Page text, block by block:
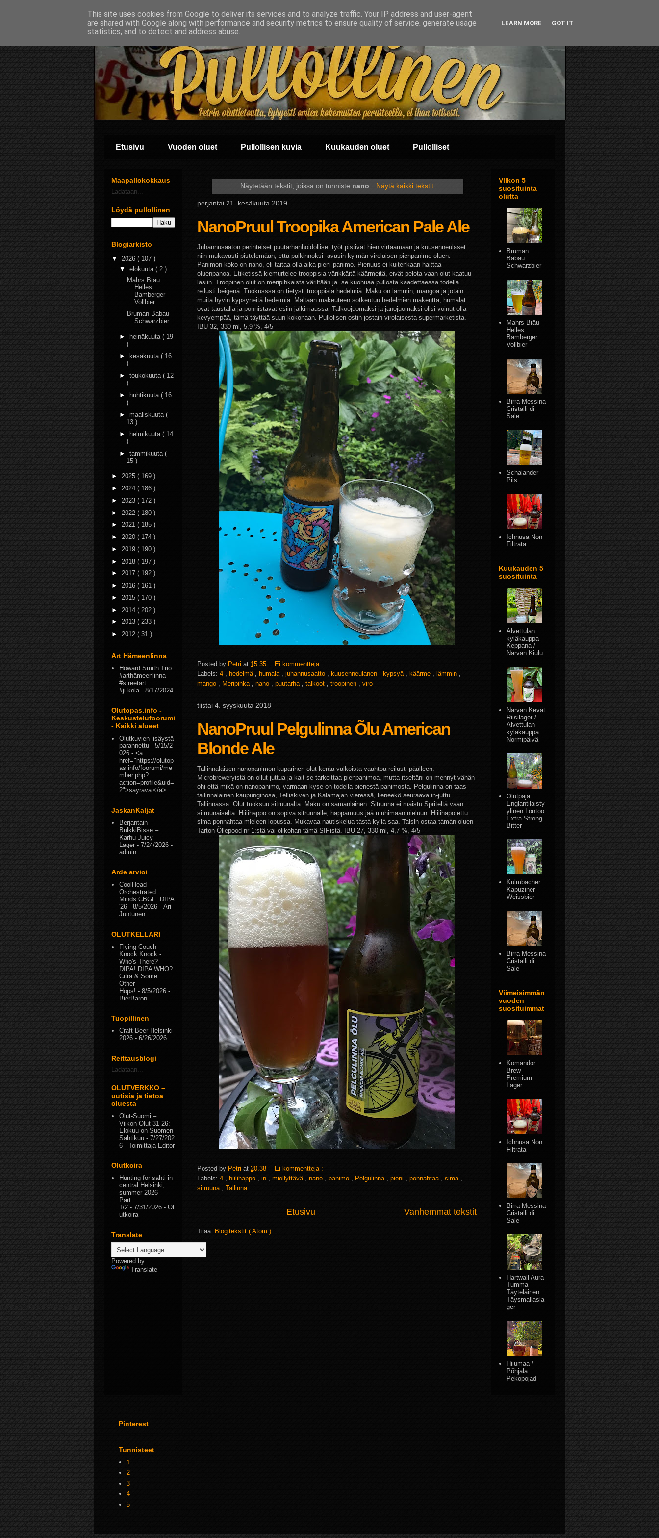
Etusivu Vuoden oluet Pullollisen kuvia Kuukauden oluet Pullolliset
Näytetään tekstit, joissa on tunniste nano. Näytä kaikki tekstit
perjantai 21. kesäkuuta 2019
NanoPruul Troopika American Pale Ale
Juhannusaaton perinteiset puutarhanhoidolliset työt pistivät hien virtaamaan ja kuusenneulaset
niin mukavasti pistelemään, että palkinnoksi avasin kylmän virolaisen pienpanimo-oluen.
Panimon koko on nano, eli taitaa olla aika pieni panimo. Pienuus ei kuitenkaan haittaa
oluenpanoa. Etiketissä kiemurtelee trooppisia värikkäitä käärmeitä, eivät pelota vaan olut kaatuu
lasiin. Troopinen olut on meripihkaista väriltään ja se kuohuaa pullosta kaadettaessa todella
reilusti beigenä. Tuokusssa on tietysti trooppisia hedelmiä. Maku on lämmin, mangoa ja jotain
muita hyvin kypsyneitä hedelmiä. Maltaan makeuteen sotkeutuu hedelmien makeutta, humalat
ovat taustalla ja ponnistavat esiin jälkimaussa. Talkoojuomaksi ja janojuomaksi olisi voinut olla
kevyempää, tämä täyttää suun kokonaan. Pullolisen ostin jostain virolaisesta supermarketista.
IBU 32, 330 ml, 5,9 %, 4/5
Posted by Petri at 15.35
Ei kommentteja :
Labels: 4 , hedelmä , humala , juhannusaatto , kuusenneulanen , kypsyä , käärme , lämmin ,
mango , Meripihka , nano , puutarha , talkoot , troopinen , viro
tiistai 4. syyskuuta 2018
NanoPruul Pelgulinna Õlu American
Blonde Ale
Tallinnalaisen nanopanimon kuparinen olut kerää valkoista vaahtoa reilusti päälleen.
Microbreweryistä on ollut juttua ja kait se tarkoittaa pienpanimoa, mutta itseltäni on mennyt vähän
ohi että mikä on nanopanimo, varmaan kyse on todella pienestä panimosta. Pelgulinna on taas
tallinnalainen kaupunginosa, Telliskiven ja Kalamajan vieressä, lieneekö seuraava in-juttu
Tallinnassa. Olut tuoksuu sitruunalta. Maku on samanlainen. Sitruuna ei maistu Spriteltä vaan
sitruunaiselta. Hiilihappo on sopiva sitruunalle, happamuus jää muhimaan nieluun. Hiilihapotettu
sima ponnahtaa mieleen lopussa. Mukavaa nautiskelua tästä kyllä saa. Taisin ostaa tämän oluen
Tarton Õllepood nr 1:stä vai olikohan tämä SIPistä. IBU 27, 330 ml, 4,7 %, 4/5
Posted by Petri at 20.38
Ei kommentteja :
Labels: 4 hiilihappo in miellyttävä nano panimo Pelgulinna pieni ponnahtaa sima
sitruuna
Tallinna
Vanhemmat tekstit
Etusivu
Tilaa: Blogitekstit ( Atom )
Maapallokokkaus
Ladataan...
Löydä pullollinen
Blogiarkisto
▼ 2026 ( 107 )
▼ elokuuta ( 2 )
Mahrs Bräu
Helles
Bamberger
Vollbier
Bruman Babau
Schwarzbier
► heinäkuuta ( 19
)
►
kesäkuuta ( 16
)
► toukokuuta ( 12
)
►
huhtikuuta ( 16
)
► maaliskuuta (
13 )
►
helmikuuta ( 14
)
► tammikuuta (
15 )
► 2025 ( 169 )
► 2024 ( 186 )
► 2023 ( 172 )
► 2022 ( 180 )
► 2021 ( 185 )
► 2020 ( 174 )
► 2019 ( 190 )
► 2018 ( 197 )
► 2017 ( 192 )
► 2016 ( 161 )
► 2015 ( 170 )
► 2014 ( 202 )
► 2013 ( 233 )
► 2012 ( 31 )
Art Hämeenlinna
Howard Smith Trio
#arthämeenlinna
#streetart
#jukola - 8/17/2024
Olutopas.info -
Keskustelufoorumi
- Kaikki alueet
Olutkuvien lisäystä
parannettu - 5/15/2
026 - <a
href="https://olutop
as.info/foorumi/me
mber.php?
action=profile&uid=
2">sayravai</a>
JaskanKaljat
Berjantain
BulkkiBisse –
Karhu Juicy
Lager - 7/24/2026 -
admin
Arde arvioi
CoolHead
Orchestrated
Minds CBGF: DIPA
'26 - 8/5/2026 - Ari
Juntunen
OLUTKELLARI
Flying Couch
Knock Knock -
Who's There?
DIPA! DIPA WHO?
Citra & Some
Other
Hops! - 8/5/2026 -
BierBaron
Tuopillinen
Craft Beer Helsinki
2026 - 6/26/2026
Reittausblogi
Ladataan...
OLUTVERKKO –
uutisia ja tietoa
oluesta
Olut-Suomi –
Viikon Olut 31-26:
Elokuu on Suomen
Sahtikuu - 7/27/202
6 - Toimittaja Editor
Olutkoira
Hunting for sahti in
central Helsinki,
summer 2026 –
Part
1/2 - 7/31/2026 - Ol
utkoira
Translate
Powered by
Translate
Viikon 5
suosituinta
olutta
Bruman
Babau
Schwarzbier
Mahrs Bräu
Helles
Bamberger
Vollbier
Birra Messina
Cristalli di
Sale
Schalander
Pils
Ichnusa Non
Filtrata
Kuukauden 5
suosituinta
Alvettulan
kyläkauppa
Keppana /
Narvan Kiulu
Narvan Kevät
Riisilager /
Alvettulan
kyläkauppa
Normipäivä
Olutpaja
Englantilaisty
ylinen Lontoo
Extra Strong
Bitter
Kulmbacher
Kapuziner
Weissbier
Birra Messina
Cristalli di
Sale
Viimeisimmän
vuoden
suosituimmat
Komandor
Brew
Premium
Lager
Ichnusa Non
Filtrata
Birra Messina
Cristalli di
Sale
Hartwall Aura
Tumma
Täyteläinen
Täysmallasla
ger
Hiiumaa /
Põhjala
Pekopojad
Pinterest
Tunnisteet
1
2
3
4
5
This site uses cookies from Google to deliver its services and to analyze traffic. Your IP address and user-agent
are shared with Google along with performance and security metrics to ensure quality of service, generate usage
statistics, and to detect and address abuse.
LEARN MORE GOT IT